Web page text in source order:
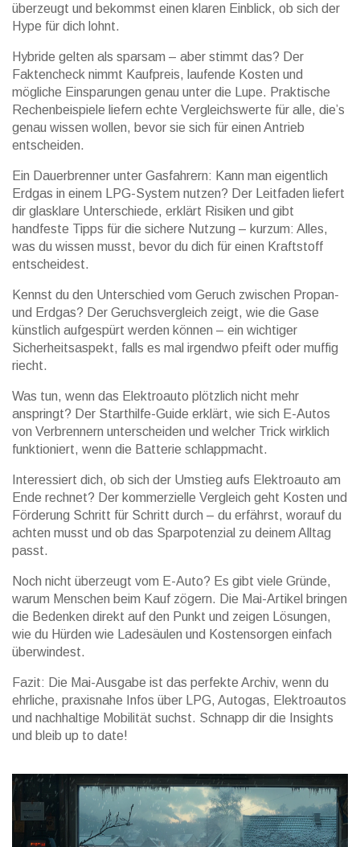
überzeugt und bekommst einen klaren Einblick, ob sich der
Hype für dich lohnt.
Hybride gelten als sparsam – aber stimmt das? Der
Faktencheck nimmt Kaufpreis, laufende Kosten und
mögliche Einsparungen genau unter die Lupe. Praktische
Rechenbeispiele liefern echte Vergleichswerte für alle, die’s
genau wissen wollen, bevor sie sich für einen Antrieb
entscheiden.
Ein Dauerbrenner unter Gasfahrern: Kann man eigentlich
Erdgas in einem LPG-System nutzen? Der Leitfaden liefert
dir glasklare Unterschiede, erklärt Risiken und gibt
handfeste Tipps für die sichere Nutzung – kurzum: Alles,
was du wissen musst, bevor du dich für einen Kraftstoff
entscheidest.
Kennst du den Unterschied vom Geruch zwischen Propan-
und Erdgas? Der Geruchsvergleich zeigt, wie die Gase
künstlich aufgespürt werden können – ein wichtiger
Sicherheitsaspekt, falls es mal irgendwo pfeift oder muffig
riecht.
Was tun, wenn das Elektroauto plötzlich nicht mehr
anspringt? Der Starthilfe-Guide erklärt, wie sich E-Autos
von Verbrennern unterscheiden und welcher Trick wirklich
funktioniert, wenn die Batterie schlappmacht.
Interessiert dich, ob sich der Umstieg aufs Elektroauto am
Ende rechnet? Der kommerzielle Vergleich geht Kosten und
Förderung Schritt für Schritt durch – du erfährst, worauf du
achten musst und ob das Sparpotenzial zu deinem Alltag
passt.
Noch nicht überzeugt vom E-Auto? Es gibt viele Gründe,
warum Menschen beim Kauf zögern. Die Mai-Artikel bringen
die Bedenken direkt auf den Punkt und zeigen Lösungen,
wie du Hürden wie Ladesäulen und Kostensorgen einfach
überwindest.
Fazit: Die Mai-Ausgabe ist das perfekte Archiv, wenn du
ehrliche, praxisnahe Infos über LPG, Autogas, Elektroautos
und nachhaltige Mobilität suchst. Schnapp dir die Insights
und bleib up to date!